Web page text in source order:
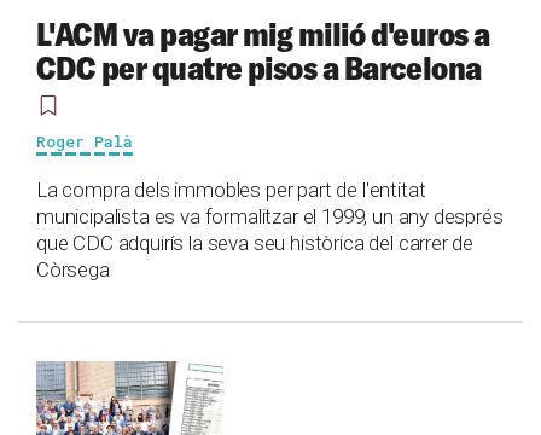
L'ACM va pagar mig milió d'euros a
CDC per quatre pisos a Barcelona
Roger Palà
La compra dels immobles per part de l'entitat
municipalista es va formalitzar el 1999, un any després
que CDC adquirís la seva seu històrica del carrer de
Còrsega